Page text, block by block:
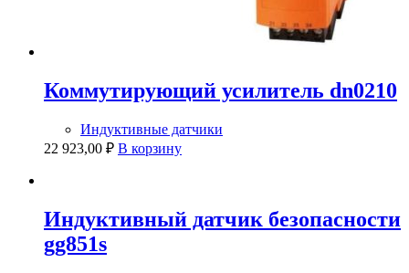
Коммутирующий усилитель dn0210
Индуктивные датчики
22 923,00 ₽ В корзину
Индуктивный датчик безопасности
gg851s